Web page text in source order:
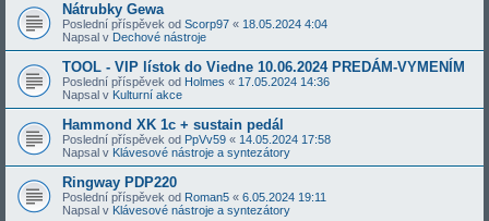
Nátrubky Gewa
Poslední příspěvek od Scorp97 « 18.05.2024 4:04
Napsal v Dechové nástroje
TOOL - VIP lístok do Viedne 10.06.2024 PREDÁM-VYMENÍM
Poslední příspěvek od Holmes « 17.05.2024 14:36
Napsal v Kulturní akce
Hammond XK 1c + sustain pedál
Poslední příspěvek od PpVv59 « 14.05.2024 17:58
Napsal v Klávesové nástroje a syntezátory
Ringway PDP220
Poslední příspěvek od Roman5 « 6.05.2024 19:11
Napsal v Klávesové nástroje a syntezátory